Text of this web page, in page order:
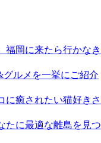
福岡に来たら行かなき
ルメを一挙にご紹介
に癒されたい猫好きさ
たに最適な離島を見つ